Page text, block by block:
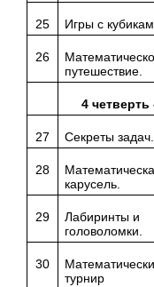
25 Игры с
26
путешествие.
4 четверть
27 Секреты задач.
28
карусель.
29
Лабиринты и
головоломки.
30
турнир